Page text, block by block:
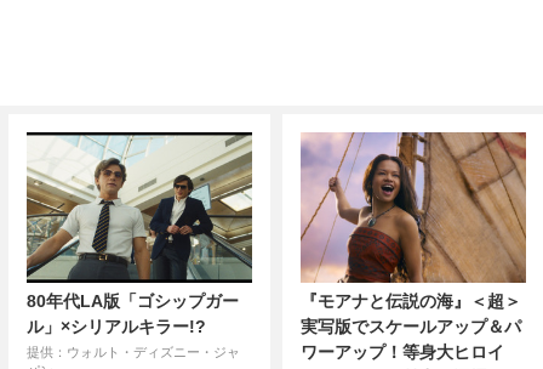
80年代LA版「ゴシップガー
ル」×シリアルキラー!?
提供：ウォルト・ディズニー・ジャ
『モアナと伝説の海』＜超＞
実写版でスケールアップ＆パ
ワーアップ！等身大ヒロイ